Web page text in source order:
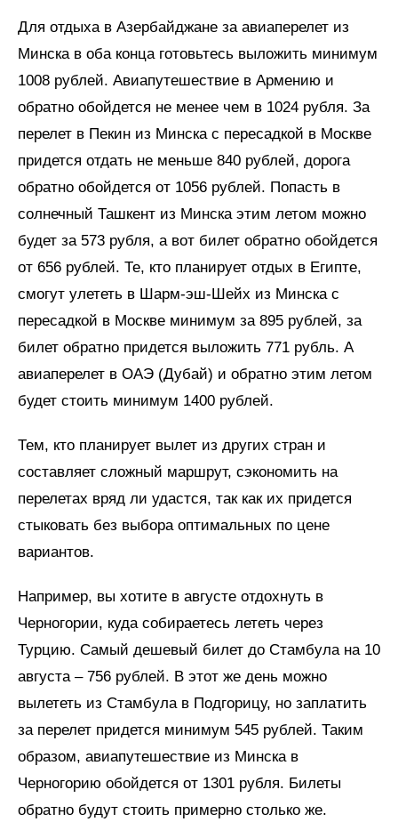
Для отдыха в Азербайджане за авиаперелет из
Минска в оба конца готовьтесь выложить минимум
1008 рублей. Авиапутешествие в Армению и
обратно обойдется не менее чем в 1024 рубля. За
перелет в Пекин из Минска с пересадкой в Москве
придется отдать не меньше 840 рублей, дорога
обратно обойдется от 1056 рублей. Попасть в
солнечный Ташкент из Минска этим летом можно
будет за 573 рубля, а вот билет обратно обойдется
от 656 рублей. Те, кто планирует отдых в Египте,
смогут улететь в Шарм-эш-Шейх из Минска с
пересадкой в Москве минимум за 895 рублей, за
билет обратно придется выложить 771 рубль. А
авиаперелет в ОАЭ (Дубай) и обратно этим летом
будет стоить минимум 1400 рублей.
Тем, кто планирует вылет из других стран и
составляет сложный маршрут, сэкономить на
перелетах вряд ли удастся, так как их придется
стыковать без выбора оптимальных по цене
вариантов.
Например, вы хотите в августе отдохнуть в
Черногории, куда собираетесь лететь через
Турцию. Самый дешевый билет до Стамбула на 10
августа – 756 рублей. В этот же день можно
вылететь из Стамбула в Подгорицу, но заплатить
за перелет придется минимум 545 рублей. Таким
образом, авиапутешествие из Минска в
Черногорию обойдется от 1301 рубля. Билеты
обратно будут стоить примерно столько же.